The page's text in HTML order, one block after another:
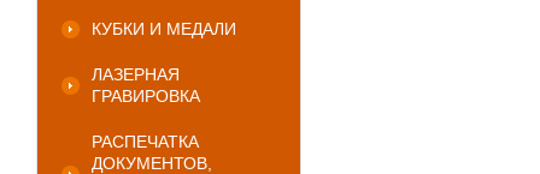
КУБКИ И МЕДАЛИ
ЛАЗЕРНАЯ
ГРАВИРОВКА
РАСПЕЧАТКА
ДОКУМЕНТОВ,